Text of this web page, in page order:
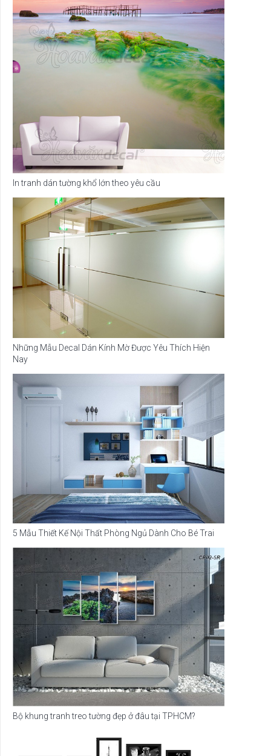
In tranh dán tường khổ lớn theo yêu cầu
Những Mẫu Decal Dán Kính Mờ Được Yêu Thích Hiện
Nay
5 Mẫu Thiết Kế Nội Thất Phòng Ngủ Dành Cho Bé Trai
Bộ khung tranh treo tường đẹp ở đâu tại TPHCM?